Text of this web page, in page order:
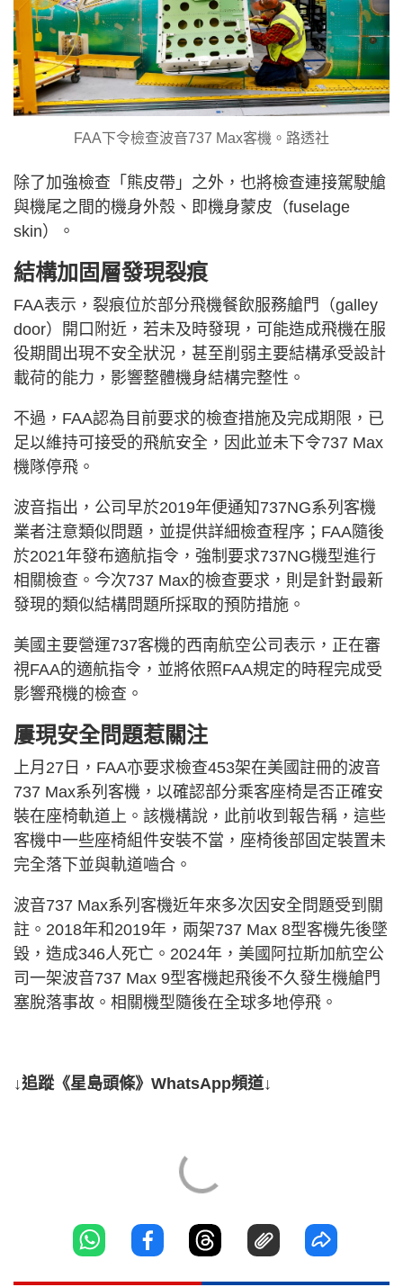
FAA下令檢查波音737 Max客機。路透社
除了加強檢查「熊皮帶」之外，也將檢查連接駕駛艙
與機尾之間的機身外殼、即機身蒙皮（fuselage
skin）。
結構加固層發現裂痕
FAA表示，裂痕位於部分飛機餐飲服務艙門（galley
door）開口附近，若未及時發現，可能造成飛機在服
役期間出現不安全狀況，甚至削弱主要結構承受設計
載荷的能力，影響整體機身結構完整性。
不過，FAA認為目前要求的檢查措施及完成期限，已
足以維持可接受的飛航安全，因此並未下令737 Max
機隊停飛。
波音指出，公司早於2019年便通知737NG系列客機
業者注意類似問題，並提供詳細檢查程序；FAA隨後
於2021年發布適航指令，強制要求737NG機型進行
相關檢查。今次737 Max的檢查要求，則是針對最新
發現的類似結構問題所採取的預防措施。
美國主要營運737客機的西南航空公司表示，正在審
視FAA的適航指令，並將依照FAA規定的時程完成受
影響飛機的檢查。
屢現安全問題惹關注
上月27日，FAA亦要求檢查453架在美國註冊的波音
737 Max系列客機，以確認部分乘客座椅是否正確安
裝在座椅軌道上。該機構說，此前收到報告稱，這些
客機中一些座椅組件安裝不當，座椅後部固定裝置未
完全落下並與軌道嚙合。
波音737 Max系列客機近年來多次因安全問題受到關
註。2018年和2019年，兩架737 Max 8型客機先後墜
毀，造成346人死亡。2024年，美國阿拉斯加航空公
司一架波音737 Max 9型客機起飛後不久發生機艙門
塞脫落事故。相關機型隨後在全球多地停飛。
↓追蹤《星島頭條》WhatsApp頻道↓